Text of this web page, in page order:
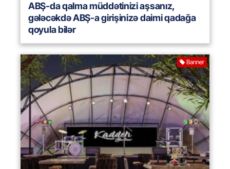
ABŞ-da qalma müddətinizi aşsanız,
gələcəkdə ABŞ-a girişinizə daimi qadağa
qoyula bilər
Banner